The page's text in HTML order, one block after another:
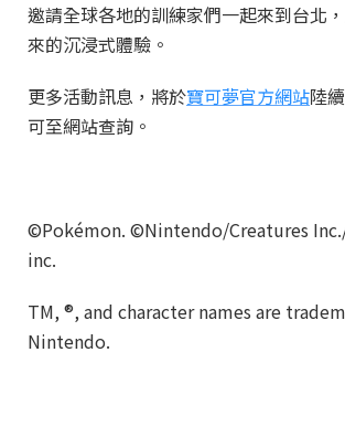
邀請全球各地的訓練家們一起來到台北
來的沉浸式體驗。
更多活動訊息，將於寶可夢官方網站陸
可至網站查詢。
©Pokémon. ©Nintendo/Creatures Inc./
inc.
TM, ®, and character names are
Nintendo.